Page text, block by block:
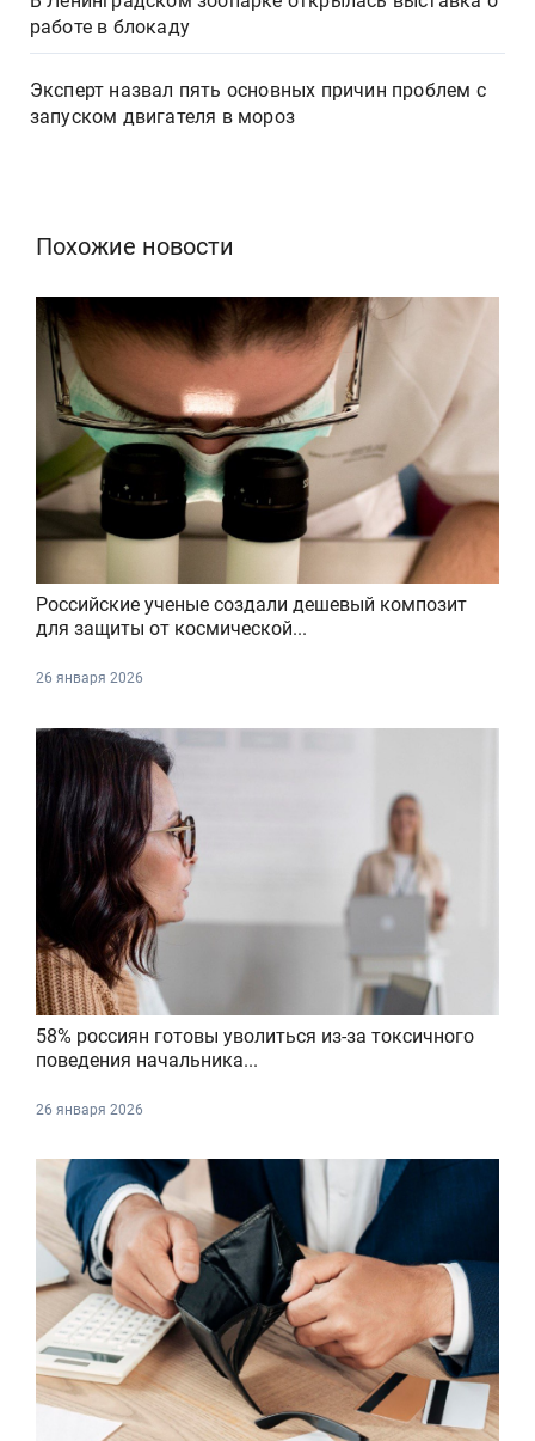
работе в блокаду
Эксперт назвал пять основных причин проблем с
запуском двигателя в мороз
Похожие новости
Российские ученые создали дешевый композит
для защиты от космической...
26 января 2026
58% россиян готовы уволиться из-за токсичного
поведения начальника...
26 января 2026